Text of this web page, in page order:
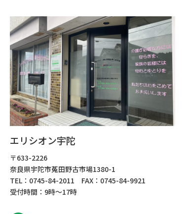
ご利用までの手続き
お問い合わせから、ご利用開始までの流れです。
◎まずは、お問い合わせから
お電話・ご紹介・ご来所などによりお問合せ
◎さっそくお宅を訪問させていただき
ます。
スタッフがお宅を訪問いたしまして、ご利用
エリシオン宇陀
〒633-2226
奈良県宇陀市菟田野古市場1380-1
TEL：0745-84-2011 FAX：0745-84-9921
受付時間：9時～17時